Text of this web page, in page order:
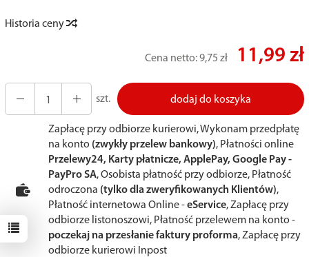
Historia ceny
Cena netto:9,75 zł 11,99 zł
szt. dodaj do koszyka
Zapłacę przy odbiorze kurierowi, Wykonam przedpłatę
na konto (zwykły przelew bankowy), Płatności online
Przelewy24, Karty płatnicze, ApplePay, Google Pay -
PayPro SA, Osobista płatność przy odbiorze, Płatność
odroczona (tylko dla zweryfikowanych Klientów),
Płatność internetowa Online -eService, Zapłacę przy
odbiorze listonoszowi, Płatność przelewem na konto -
poczekaj na przesłanie faktury proforma, Zapłacę przy
odbiorze kurierowi Inpost